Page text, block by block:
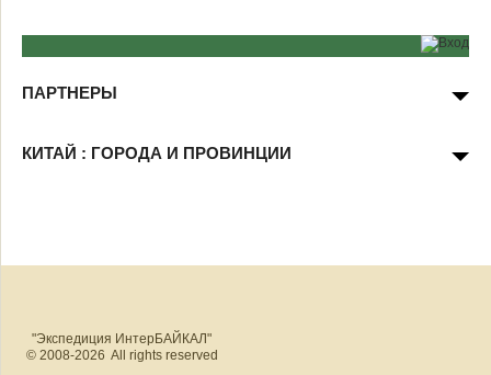
ПАРТНЕРЫ
КИТАЙ : ГОРОДА И ПРОВИНЦИИ
"Экспедиция ИнтерБАЙКАЛ"
© 2008-2026 All rights reserved